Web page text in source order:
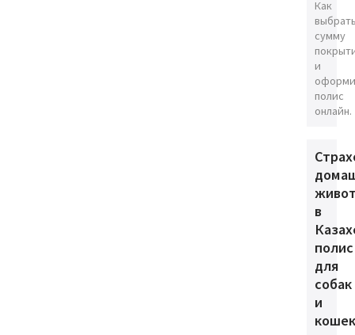
Как
сумму
и
полис
онлайн.
в
полис
для
собак
и
кошек